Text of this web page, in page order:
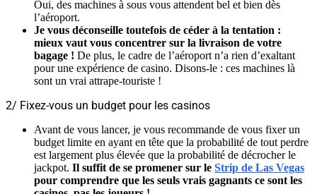
Oui, des machines à sous vous attendent bel et bien dès
l’aéroport.
Je vous déconseille toutefois de céder à la tentation :
mieux vaut vous concentrer sur la livraison de votre
bagage ! De plus, le cadre de l’aéroport n’a rien d’exaltant
pour une expérience de casino. Disons-le : ces machines là
sont un vrai attrape-touriste !
2/ Fixez-vous un budget pour les casinos
Avant de vous lancer, je vous recommande de vous fixer un
budget limite en ayant en tête que la probabilité de tout perdre
est largement plus élevée que la probabilité de décrocher le
jackpot. Il suffit de se promener sur le Strip de Las Vegas
pour comprendre que les seuls vrais gagnants ce sont les